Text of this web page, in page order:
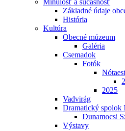
Minulosť a súčasnosť
Základné údaje
História
Kultúra
Obecné múzeum
Galéria
Csemadok
Fotók
Nótaest
2025
Vadvirág
Dramatický spolok
Dunamocsi
Výstavy